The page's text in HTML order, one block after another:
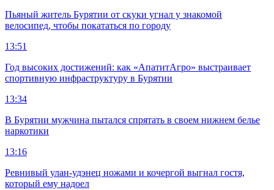
Пьяный житель Бурятии от скуки угнал у знакомой
велосипед, чтобы покататься по городу
13:51
Год высоких достижений: как «АпатитАгро» выстраивает
спортивную инфраструктуру в Бурятии
13:34
В Бурятии мужчина пытался спрятать в своем нижнем белье
наркотики
13:16
Ревнивый улан-удэнец ножами и кочергой выгнал гостя,
который ему надоел